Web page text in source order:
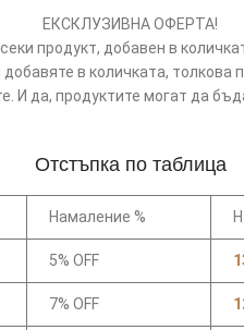
ЕКСКЛУЗИВНА ОФЕРТА!
продукт, добавен в
в количката, толкова
И да, продуктите могат да
Отстъпка по таблица
Намаление %
5% OFF
7% OFF